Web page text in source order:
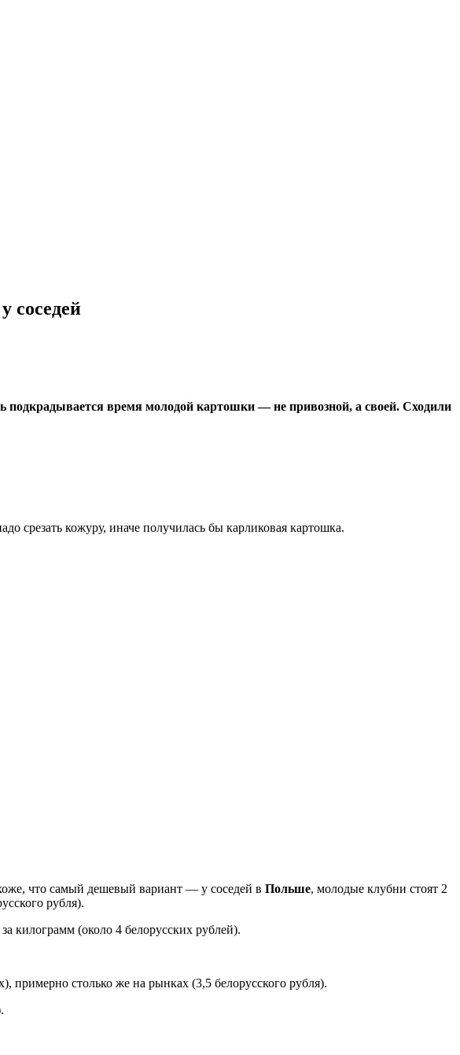
соседей
время молодой картошки — не привозной, а своей. Сходили
срезать кожуру, иначе получилась бы карликовая картошка.
что самый дешевый вариант — у соседей в Польше, молодые клубни стоят 2
рубля).
килограмм (около 4 белорусских рублей).
примерно столько же на рынках (3,5 белорусского рубля).